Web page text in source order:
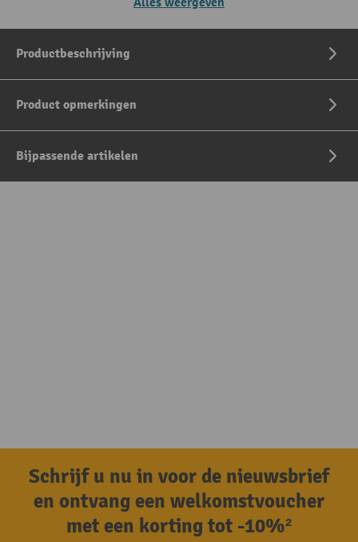
Productbeschrijving
Product opmerkingen
Bijpassende artikelen
Schrijf u nu in voor de nieuwsbrief
en ontvang een welkomstvoucher
met een korting tot -10%²